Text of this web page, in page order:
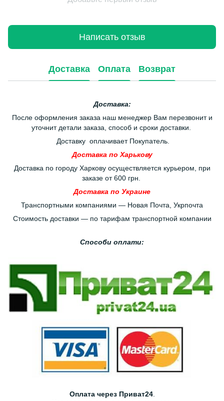
Написать отзыв
Доставка Оплата Возврат
Доставка:
После оформления заказа наш менеджер Вам перезвонит и
уточнит детали заказа, способ и сроки доставки.
Доставку оплачивает Покупатель.
Доставка по Харькову
Доставка по городу Харкову осуществляется курьером, при
заказе от 600 грн.
Доставка по Украине
Транспортными компаниями — Новая Почта, Укрпочта
Стоимость доставки — по тарифам транспортной компании
Способи оплати:
Оплата через Приват24.